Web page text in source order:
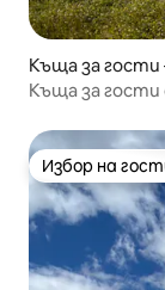
Къща за гости
Къща за гости
Избор на
Избор на